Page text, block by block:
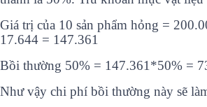
Giá trị của 10 sản phẩm hỏng =
17.644 = 147.361
Bồi thường 50% = 147.361*50% =
Như vậy chi phí bồi thường này sẽ